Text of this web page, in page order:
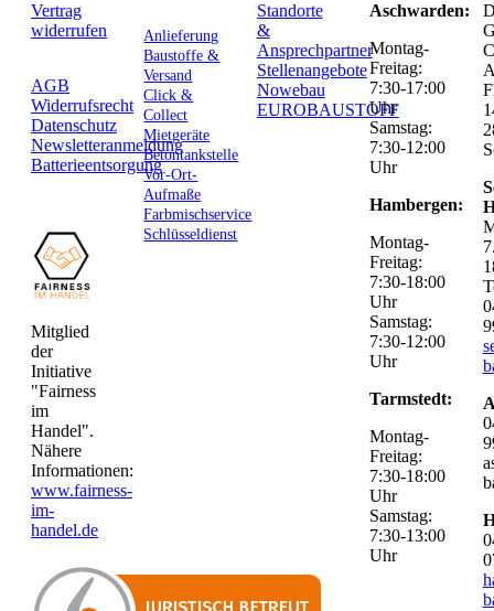
Vertrag
widerrufen
AGB
Widerrufsrecht
Datenschutz
Newsletteranmeldung
Batterieentsorgung
Mitglied
der
Initiative
"Fairness
im
Handel".
Nähere
Informationen:
www.fairness-
im-
handel.de
Anlieferung
Baustoffe &
Versand
Click &
Collect
Mietgeräte
Betontankstelle
Vor-Ort-
Aufmaße
Farbmischservice
Schlüsseldienst
Standorte
&
Ansprechpartner
Stellenangebote
Nowebau
EUROBAUSTOFF
Aschwarden:
Montag-
Freitag:
7:30-17:00
Uhr
Samstag:
7:30-12:00
Uhr
Hambergen:
Montag-
Freitag:
7:30-18:00
Uhr
Samstag:
7:30-12:00
Uhr
Tarmstedt:
Montag-
Freitag:
7:30-18:00
Uhr
Samstag:
7:30-13:00
Uhr